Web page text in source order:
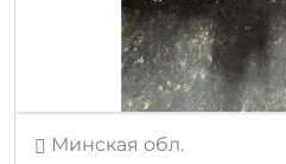
Минская обл.